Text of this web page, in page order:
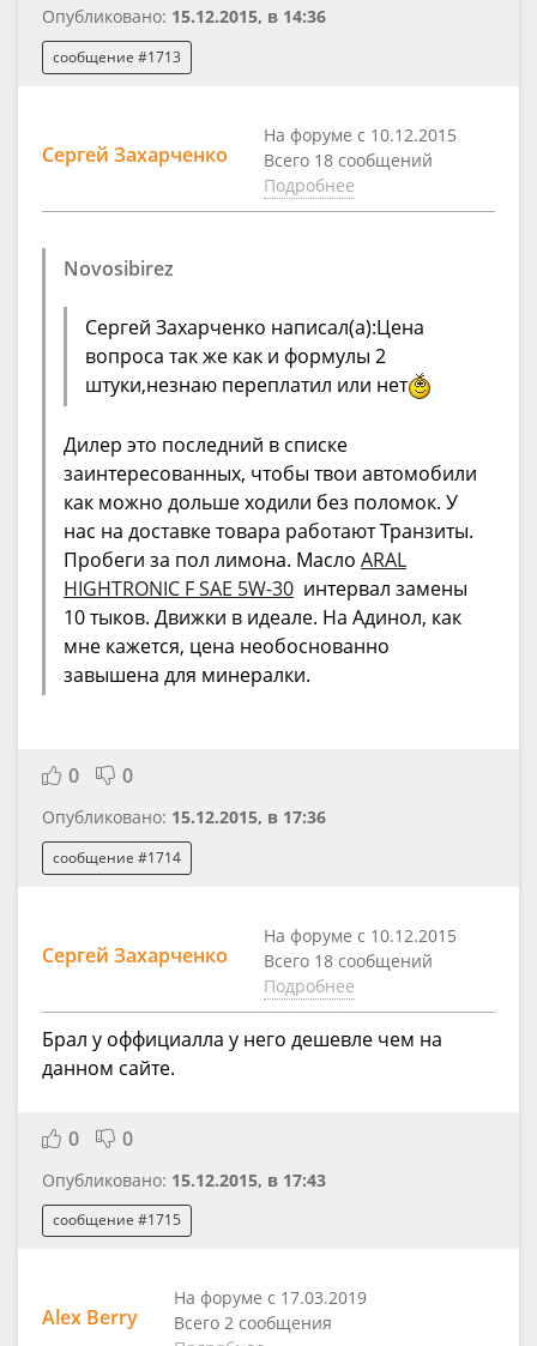
Опубликовано: 15.12.2015, в 14:36
сообщение #1713
Сергей Захарченко
На форуме с 10.12.2015
Всего 18 сообщений
Подробнее
Novosibirez
Сергей Захарченко написал(а):Цена
вопроса так же как и формулы 2
штуки,незнаю переплатил или нет
Дилер это последний в списке
заинтересованных, чтобы твои автомобили
как можно дольше ходили без поломок. У
нас на доставке товара работают Транзиты.
Пробеги за пол лимона. Масло ARAL
HIGHTRONIC F SAE 5W-30 интервал замены
10 тыков. Движки в идеале. На Адинол, как
мне кажется, цена необоснованно
завышена для минералки.
0 0
Опубликовано: 15.12.2015, в 17:36
сообщение #1714
Сергей Захарченко
На форуме с 10.12.2015
Всего 18 сообщений
Подробнее
Брал у оффициалла у него дешевле чем на
данном сайте.
0 0
Опубликовано: 15.12.2015, в 17:43
сообщение #1715
Alex Berry
На форуме с 17.03.2019
Всего 2 сообщения